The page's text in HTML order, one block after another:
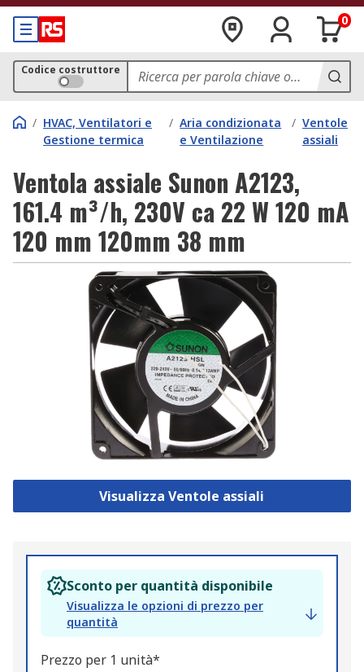
0
Codice costruttore
/ HVAC, Ventilatori e
Gestione termica
/ Aria condizionata
e Ventilazione
/ Ventole
assiali
Ventola assiale Sunon A2123,
161.4 m³/h, 230V ca 22 W 120 mA
120 mm 120mm 38 mm
Visualizza Ventole assiali
Sconto per quantità disponibile
Visualizza le opzioni di prezzo per
quantità
Prezzo per 1 unità*